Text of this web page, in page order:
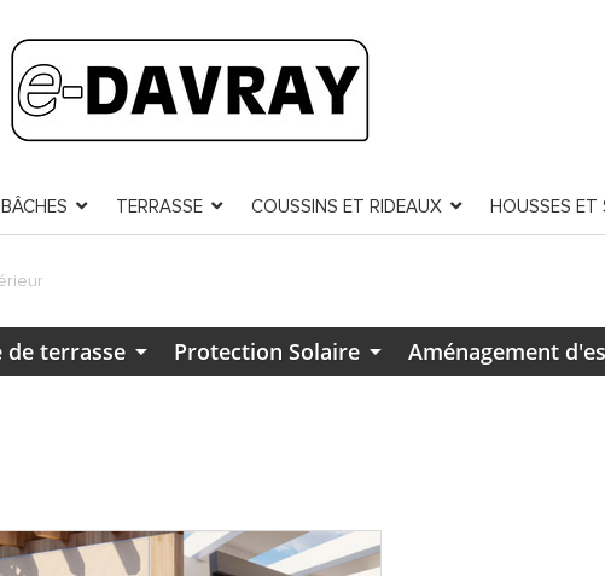
BÂCHES TERRASSE COUSSINS ET RIDEAUX HOUSSES ET
de terrasse Protection Solaire Aménagement